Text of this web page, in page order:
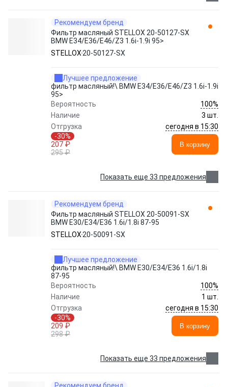
Рекомендуем бренд
Фильтр масляный STELLOX 20-50127-SX
BMW E34/E36/E46/Z3 1.6i-1.9i 95>
STELLOX 20-50127-SX
Лучшее предложение
фильтр масляный!\ BMW E34/E36/E46/Z3 1.6i-1.9i
95>
Вероятность
100%
Наличие
3 шт.
Отгрузка
сегодня в 15:30
-30%
207 ₽
295 ₽
В корзину
Показать еще 33 предложения
Рекомендуем бренд
Фильтр масляный STELLOX 20-50091-SX
BMW E30/E34/E36 1.6i/1.8i 87-95
STELLOX 20-50091-SX
Лучшее предложение
фильтр масляный!\ BMW E30/E34/E36 1.6i/1.8i
87-95
Вероятность
100%
Наличие
1 шт.
Отгрузка
сегодня в 15:30
-30%
209 ₽
298 ₽
В корзину
Показать еще 33 предложения